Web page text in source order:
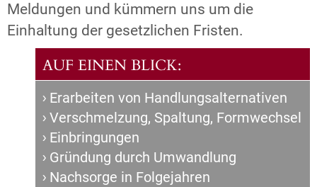
Meldungen und kümmern uns um die
Einhaltung der gesetzlichen Fristen.
AUF EINEN BLICK:
Erarbeiten von Handlungsalternativen
Verschmelzung, Spaltung, Formwechsel
Einbringungen
Gründung durch Umwandlung
Nachsorge in Folgejahren